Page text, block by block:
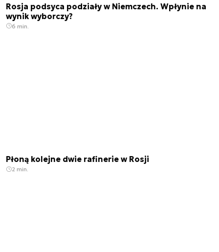
Rosja podsyca podziały w Niemczech. Wpłynie na
wynik wyborczy?
6 min.
Płoną kolejne dwie rafinerie w Rosji
2 min.